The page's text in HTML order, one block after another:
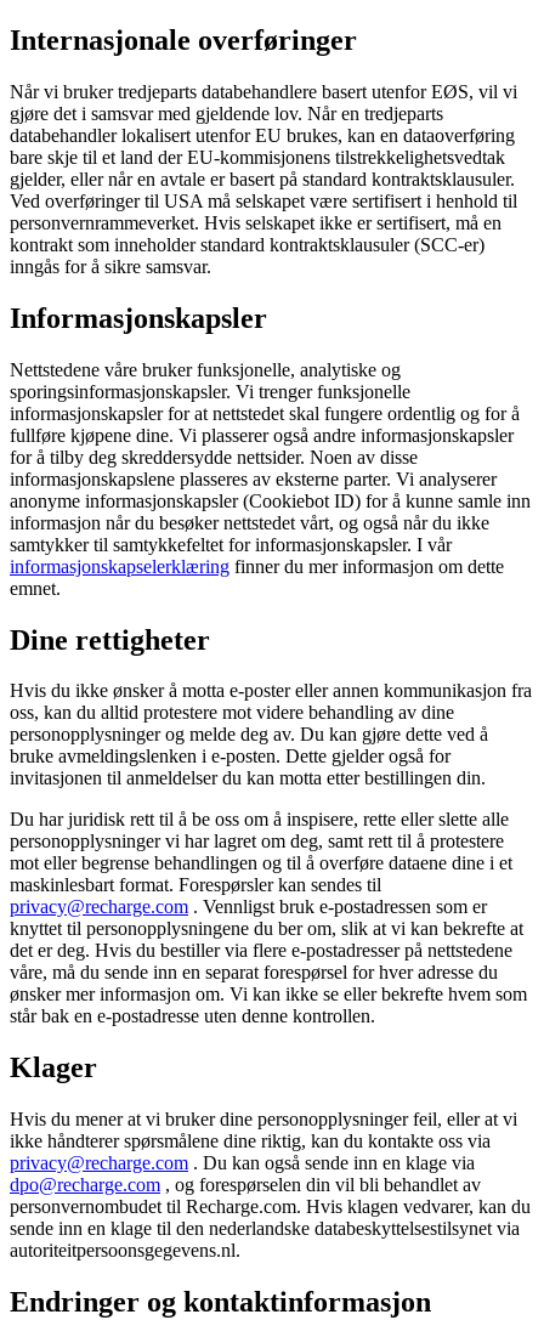
Internasjonale overføringer
Når vi bruker tredjeparts databehandlere basert utenfor EØS, vil vi
gjøre det i samsvar med gjeldende lov. Når en tredjeparts
databehandler lokalisert utenfor EU brukes, kan en dataoverføring
bare skje til et land der EU-kommisjonens tilstrekkelighetsvedtak
gjelder, eller når en avtale er basert på standard kontraktsklausuler.
Ved overføringer til USA må selskapet være sertifisert i henhold til
personvernrammeverket. Hvis selskapet ikke er sertifisert, må en
kontrakt som inneholder standard kontraktsklausuler (SCC-er)
inngås for å sikre samsvar.
Informasjonskapsler
Nettstedene våre bruker funksjonelle, analytiske og
sporingsinformasjonskapsler. Vi trenger funksjonelle
informasjonskapsler for at nettstedet skal fungere ordentlig og for å
fullføre kjøpene dine. Vi plasserer også andre informasjonskapsler
for å tilby deg skreddersydde nettsider. Noen av disse
informasjonskapslene plasseres av eksterne parter. Vi analyserer
anonyme informasjonskapsler (Cookiebot ID) for å kunne samle inn
informasjon når du besøker nettstedet vårt, og også når du ikke
samtykker til samtykkefeltet for informasjonskapsler. I vår
informasjonskapselerklæring finner du mer informasjon om dette
emnet.
Dine rettigheter
Hvis du ikke ønsker å motta e-poster eller annen kommunikasjon fra
oss, kan du alltid protestere mot videre behandling av dine
personopplysninger og melde deg av. Du kan gjøre dette ved å
bruke avmeldingslenken i e-posten. Dette gjelder også for
invitasjonen til anmeldelser du kan motta etter bestillingen din.
Du har juridisk rett til å be oss om å inspisere, rette eller slette alle
personopplysninger vi har lagret om deg, samt rett til å protestere
mot eller begrense behandlingen og til å overføre dataene dine i et
maskinlesbart format. Forespørsler kan sendes til
privacy@recharge.com . Vennligst bruk e-postadressen som er
knyttet til personopplysningene du ber om, slik at vi kan bekrefte at
det er deg. Hvis du bestiller via flere e-postadresser på nettstedene
våre, må du sende inn en separat forespørsel for hver adresse du
ønsker mer informasjon om. Vi kan ikke se eller bekrefte hvem som
står bak en e-postadresse uten denne kontrollen.
Klager
Hvis du mener at vi bruker dine personopplysninger feil, eller at vi
ikke håndterer spørsmålene dine riktig, kan du kontakte oss via
privacy@recharge.com . Du kan også sende inn en klage via
dpo@recharge.com , og forespørselen din vil bli behandlet av
personvernombudet til Recharge.com. Hvis klagen vedvarer, kan du
sende inn en klage til den nederlandske databeskyttelsestilsynet via
autoriteitpersoonsgegevens.nl.
Endringer og kontaktinformasjon